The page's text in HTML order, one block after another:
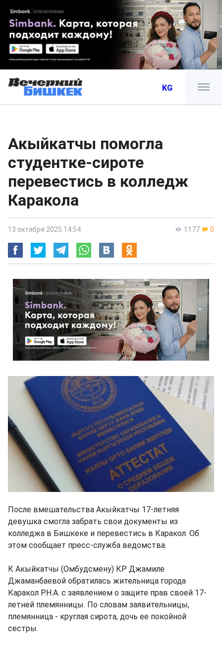
KG
Акыйкатчы помогла
студентке-сироте
перевестись в колледж
Каракола
1177 0
13 октября 2025 14:54
После вмешательства Акыйкатчы 17-летняя
девушка смогла забрать свои документы из
колледжа в Бишкеке и перевестись в Каракол. Об
этом сообщает пресс-служба ведомства.
К Акыйкатчы (Омбудсмену) КР Джамиле
Джаманбаевой обратилась жительница города
Каракол Р.Н.А. с заявлением о защите прав своей 17-
летней племянницы. По словам заявительницы,
племянница - круглая сирота, дочь ее покойной
сестры.